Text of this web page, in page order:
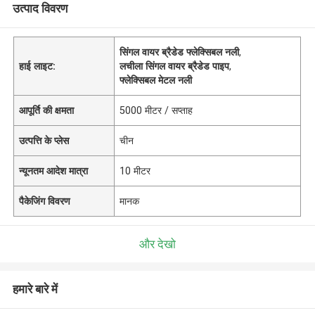
उत्पाद विवरण
हाई लाइट:
सिंगल वायर ब्रैडेड फ्लेक्सिबल नली,
लचीला सिंगल वायर ब्रैडेड पाइप,
फ्लेक्सिबल मेटल नली
आपूर्ति की क्षमता 5000 मीटर / सप्ताह
उत्पत्ति के प्लेस चीन
न्यूनतम आदेश मात्रा 10 मीटर
पैकेजिंग विवरण मानक
और देखो
हमारे बारे में